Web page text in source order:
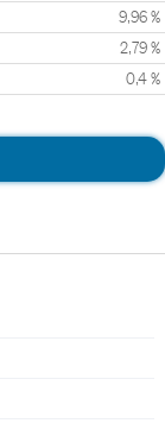
9,96 %
2,79 %
0,4 %